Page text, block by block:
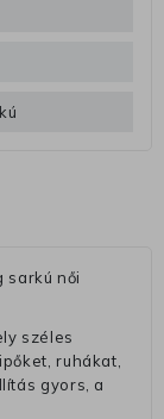
sarkú női
széles
ruhákat,
gyors, a